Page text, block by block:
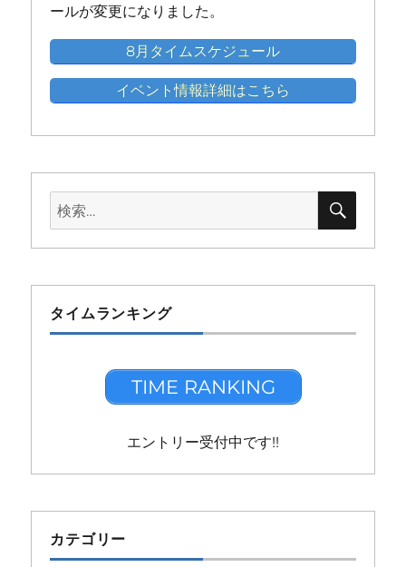
ールが変更になりました。
8月タイムスケジュール
イベント情報詳細はこちら
検
索:
検
タイムランキング
TIME RANKING
エントリー受付中です!!
カテゴリー